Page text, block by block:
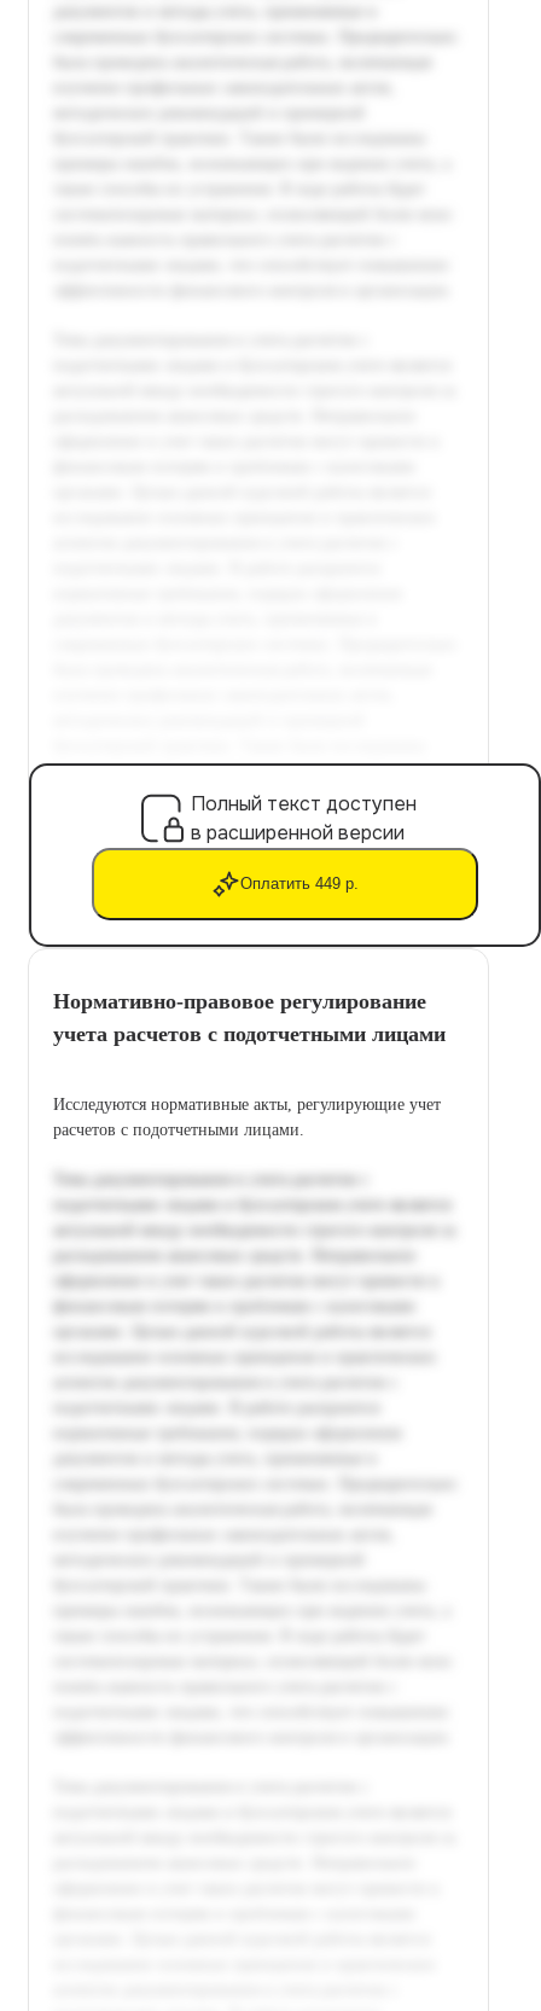
Полный текст доступен
в расширенной версии
Оплатить 449 р.
Нормативно-правовое регулирование
учета расчетов с подотчетными лицами
Исследуются нормативные акты, регулирующие учет
расчетов с подотчетными лицами.